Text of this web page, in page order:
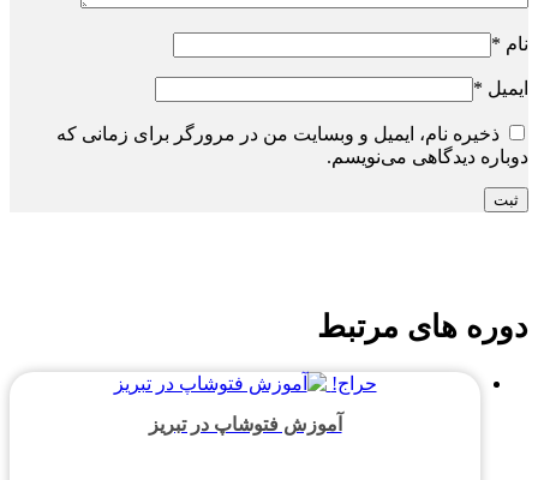
نام *
ایمیل *
ذخیره نام، ایمیل و وبسایت من در مرورگر برای زمانی که
دوباره دیدگاهی می‌نویسم.
دوره های مرتبط
حراج!
آموزش فتوشاپ در تبریز